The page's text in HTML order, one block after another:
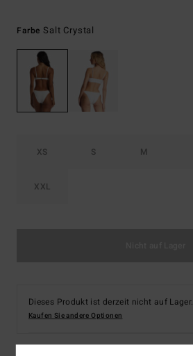
Farbe Salt Crystal
XS S M
XXL
Dieses Produkt ist derzeit nicht auf Lager.
Kaufen Sie andere Optionen